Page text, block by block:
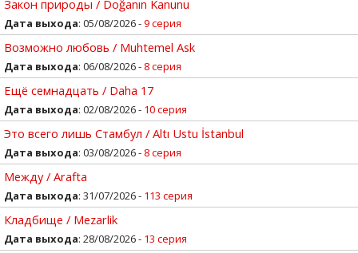
Закон природы / Doğanın Kanunu
Дата выхода: 05/08/2026 -9 серия
Возможно любовь / Muhtemel Ask
Дата выхода: 06/08/2026 - 8 серия
Ещё семнадцать / Daha 17
Дата выхода: 02/08/2026 - 10 серия
Это всего лишь Стамбул / Altı Ustu İstanbul
Дата выхода: 03/08/2026 - 8 серия
Между / Arafta
Дата выхода: 31/07/2026 - 113 серия
Кладбище / Mezarlik
Дата выхода: 28/08/2026 - 13 серия